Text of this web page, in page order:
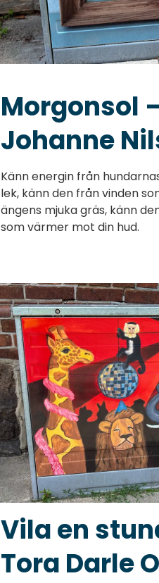
Morgonsol
Johanne
Känn energin från
lek, känn den från vinden
ängens mjuka gräs, känn
som värmer mot din hud.
Vila en
Tora Darle